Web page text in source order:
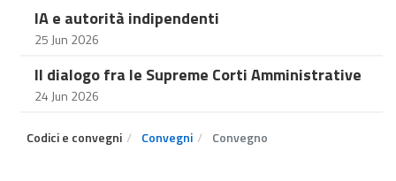
IA e autorità indipendenti
25 Jun 2026
Il dialogo fra le Supreme Corti Amministrative
24 Jun 2026
Codici e convegni Convegni Convegno